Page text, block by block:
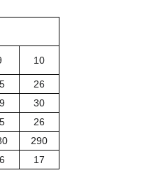
10
26
30
26
290
17